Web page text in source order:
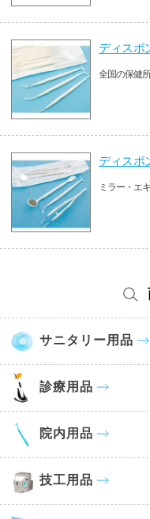
ディス
全国の保健
ディス
ミラー・エ
サニタリー用品
診療用品
院内用品
技工用品